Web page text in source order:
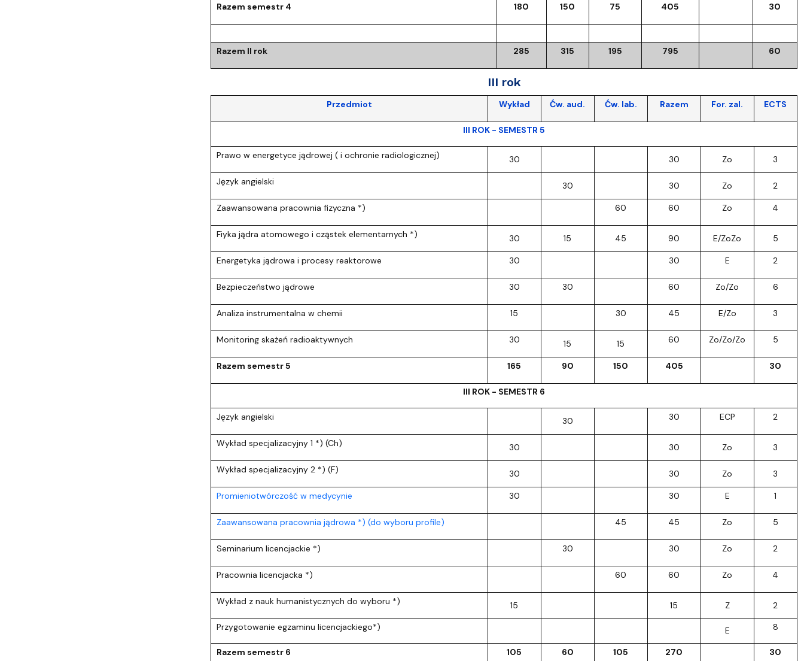
Razem semestr 4 180 150 75 405 30
Razem II rok 285 315 195 795 60
III rok
Przedmiot Wykład Ćw. aud. Ćw. lab. Razem For. zal. ECTS
III ROK - SEMESTR 5
Prawo w energetyce jądrowej ( i ochronie radiologicznej) 30 30 Zo 3
Język angielski 30 30 Zo 2
Zaawansowana pracownia fizyczna *) 60 60 Zo 4
Fiyka jądra atomowego i cząstek elementarnych *) 30 15 45 90 E/ZoZo 5
Energetyka jądrowa i procesy reaktorowe 30 30 E 2
Bezpieczeństwo jądrowe 30 30 60 Zo/Zo 6
Analiza instrumentalna w chemii 15 30 45 E/Zo 3
Monitoring skażeń radioaktywnych 30 15 15 60 Zo/Zo/Zo 5
Razem semestr 5 165 90 150 405 30
III ROK - SEMESTR 6
Język angielski 30 30 ECP 2
Wykład specjalizacyjny 1 *) (Ch) 30 30 Zo 3
Wykład specjalizacyjny 2 *) (F) 30 30 Zo 3
Promieniotwórczość w medycynie 30 30 E 1
Zaawansowana pracownia jądrowa *) (do wyboru profile) 45 45 Zo 5
Seminarium licencjackie *) 30 30 Zo 2
Pracownia licencjacka *) 60 60 Zo 4
Wykład z nauk humanistycznych do wyboru *) 15 15 Z
2
Przygotowanie egzaminu licencjackiego*)
E 8
Razem semestr 6 105 60 105 270 30